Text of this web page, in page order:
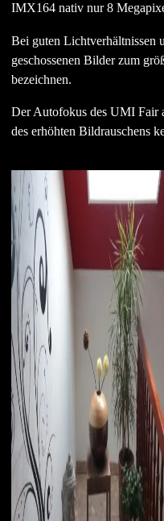
IMX164 nativ nur 8
Bei guten Lichtverhältnissen
geschossenen Bilder zum
bezeichnen.
Der Autofokus des UMI Fair
des erhöhten Bildrauschens